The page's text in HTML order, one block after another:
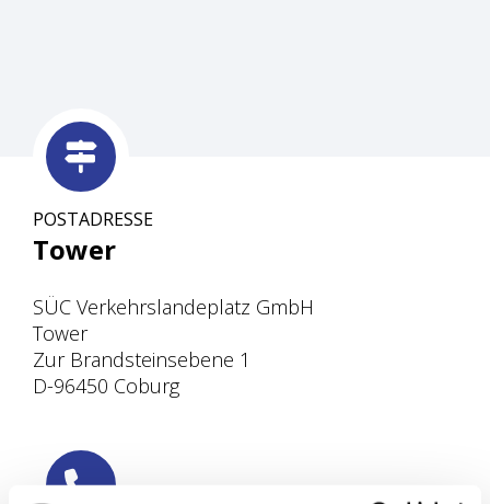
POSTADRESSE
Tower
SÜC Verkehrslandeplatz GmbH
Tower
Zur Brandsteinsebene 1
D-96450 Coburg